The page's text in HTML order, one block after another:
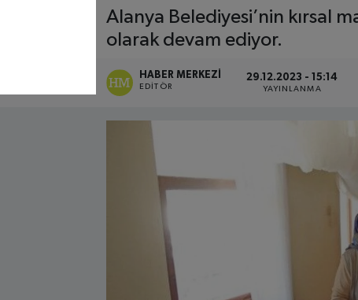
Alanya Belediyesi’nin kırsal
olarak devam ediyor.
HABER MERKEZI
EDITÖR
29.12.2023 - 15:14
YAYINLANMA